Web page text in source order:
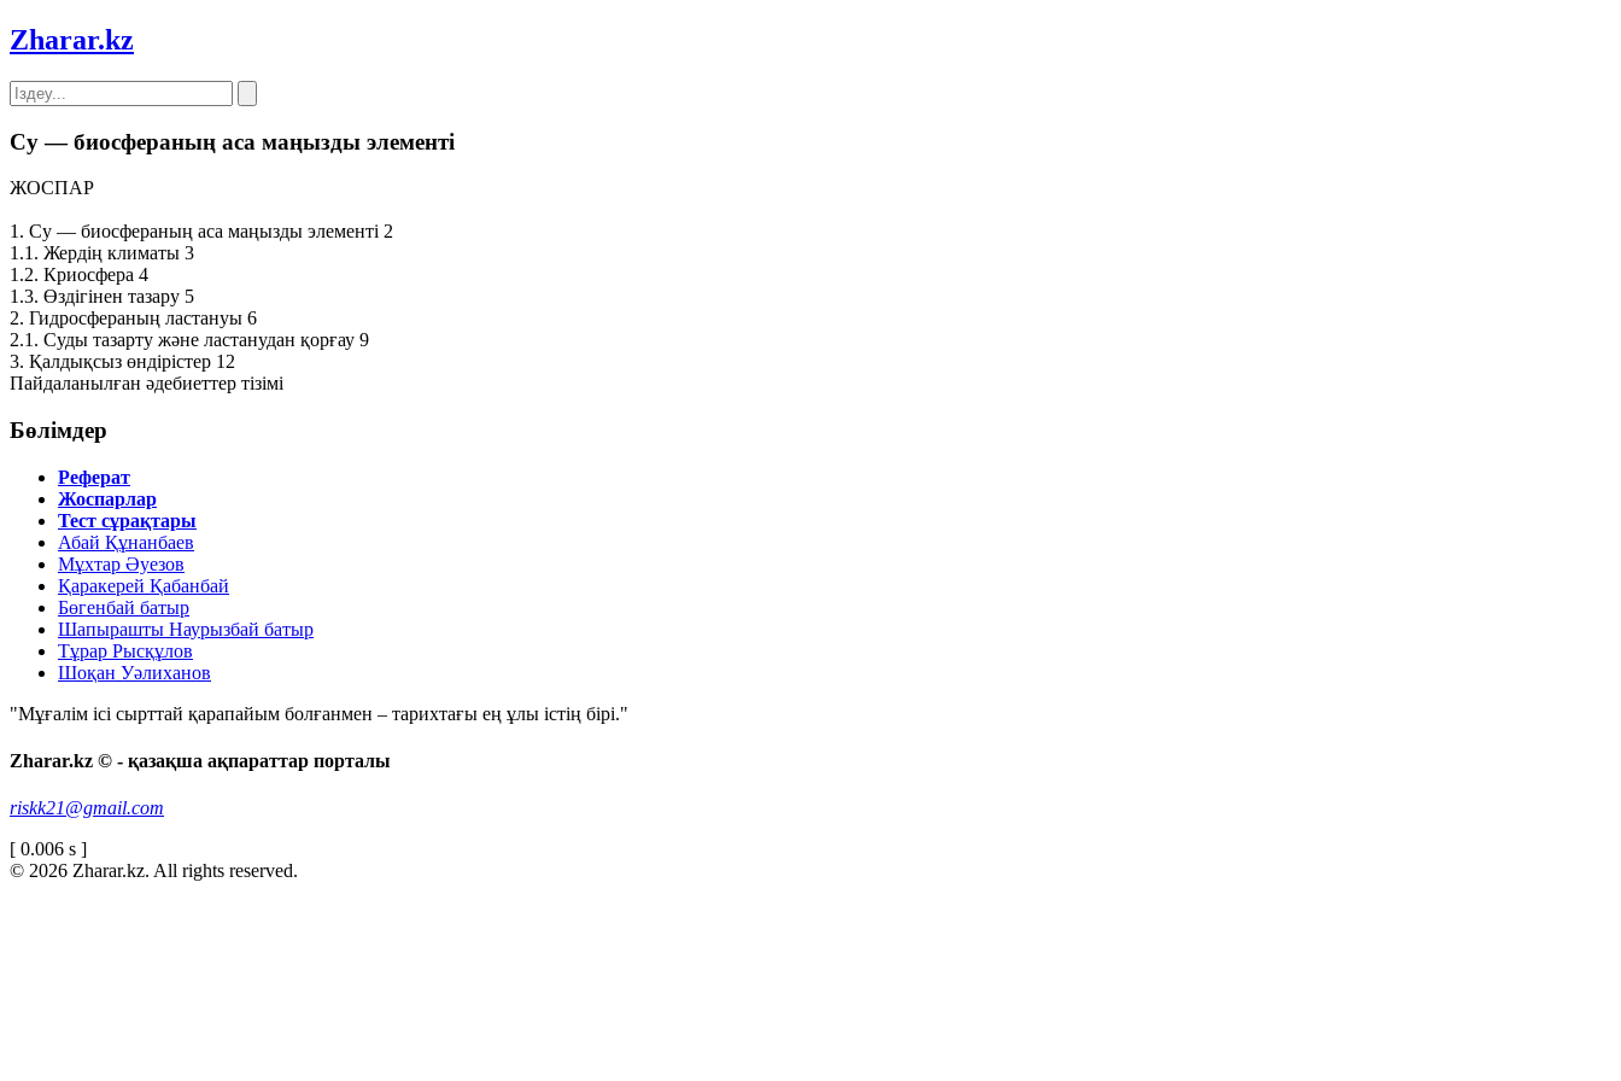
Zharar.kz
Су — биосфераның аса маңызды элементi
ЖОСПАР
1. Су — биосфераның аса маңызды элементi 2
1.1. Жердiң климаты 3
1.2. Криосфера 4
1.3. Өздiгiнен тазару 5
2. Гидросфераның ластануы 6
2.1. Суды тазарту және ластанудан қорғау 9
3. Қалдықсыз өндiрiстер 12
Пайдаланылған әдебиеттер тізімі
Бөлімдер
Реферат
Жоспарлар
Тест сұрақтары
Абай Құнанбаев
Мұхтар Әуезов
Қаракерей Қабанбай
Бөгенбай батыр
Шапырашты Наурызбай батыр
Тұрар Рысқұлов
Шоқан Уәлиханов
"Мұғалім ісі сырттай қарапайым болғанмен – тарихтағы ең ұлы істің бірі."
Zharar.kz © - қазақша ақпараттар порталы
riskk21@gmail.com
[ 0.006 s ]
© 2026 Zharar.kz. All rights reserved.